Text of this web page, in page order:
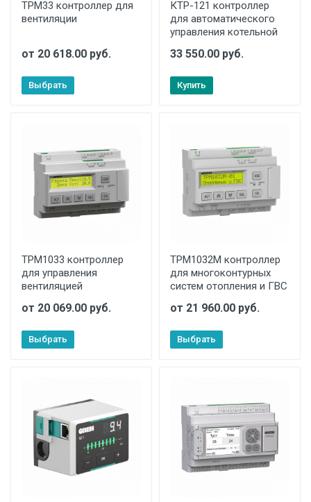
ТРМ33 контроллер для
вентиляции
от 20 618.00 руб.
Выбрать
КТР-121 контроллер
для автоматического
управления котельной
33 550.00 руб.
Купить
ТРМ1033 контроллер
для управления
вентиляцией
от 20 069.00 руб.
Выбрать
ТРМ1032М контроллер
для многоконтурных
систем отопления и ГВС
от 21 960.00 руб.
Выбрать